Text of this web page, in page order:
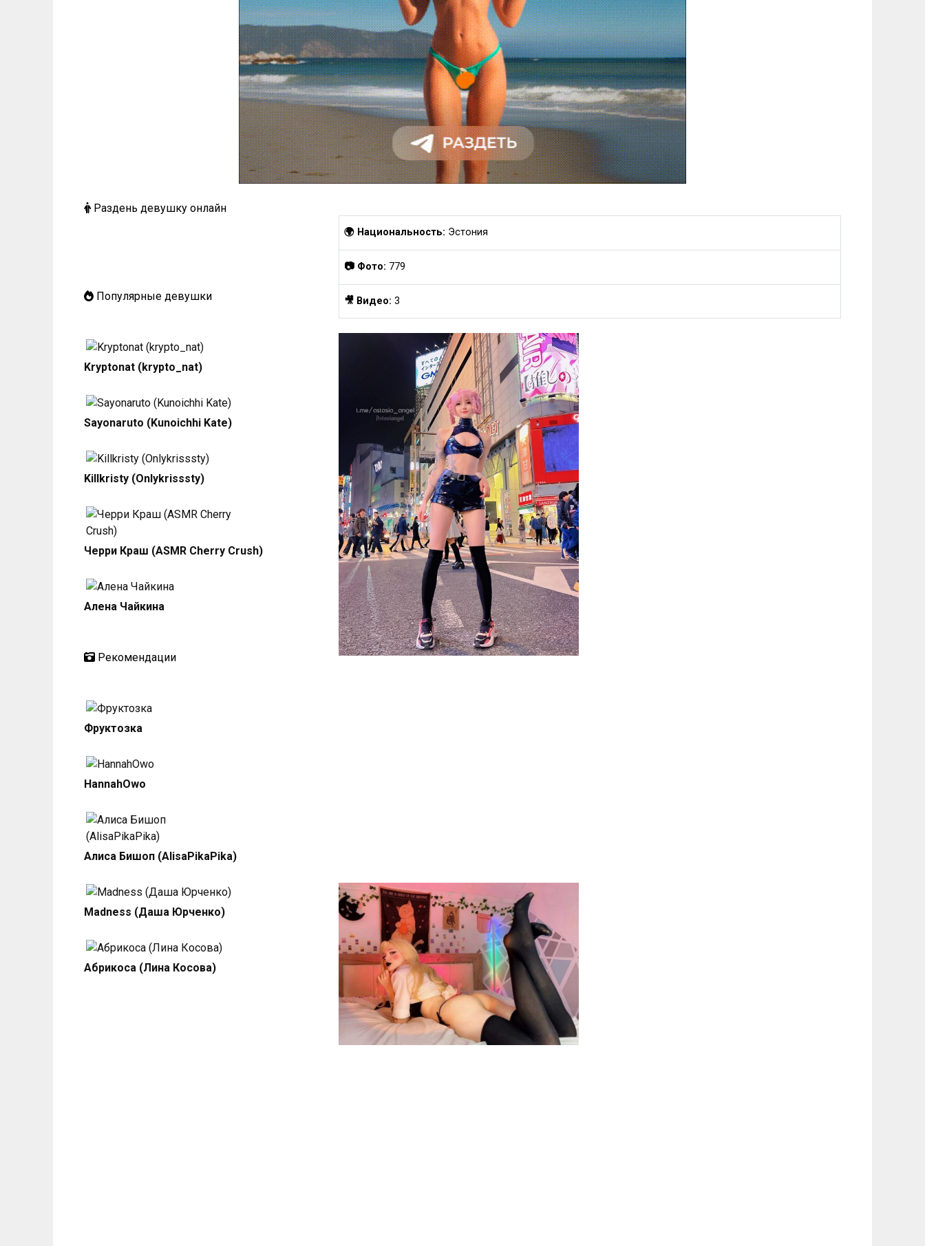
🌍 Национальность: Эстония
📷 Фото: 779
🎥 Видео:3
Раздень девушку онлайн
Популярные девушки
Kryptonat (krypto_nat)
Sayonaruto (Kunoichhi Kate)
Killkristy (Onlykrisssty)
Черри Краш (ASMR Cherry Crush)
Алена Чайкина
Рекомендации
Фруктозка
HannahOwo
Алиса Бишоп (AlisaPikaPika)
Madness (Даша Юрченко)
Абрикоса (Лина Косова)